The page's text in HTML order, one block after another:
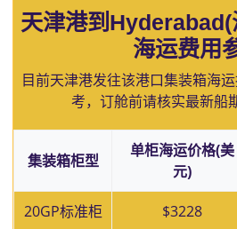
天津港到Hyderabad(
海运费用
目前天津港发往该港口集装箱海
考，订舱前请核实最新船
集装箱柜型
单柜海运价格(美
元)
20GP标准柜 $3228